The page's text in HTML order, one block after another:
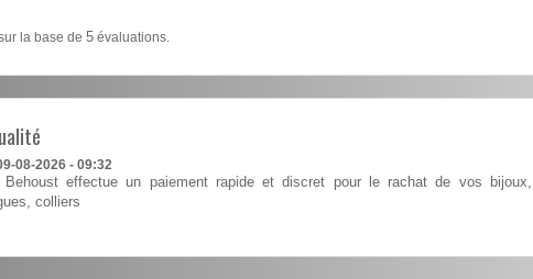
la base de 5 évaluations.
08-2026 - 09:32
effectue un paiement rapide et discret pour le rachat de vos bijoux,
colliers